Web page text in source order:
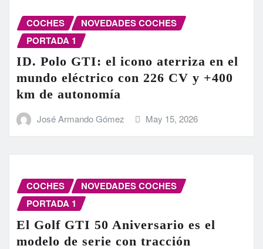
COCHES
NOVEDADES COCHES
PORTADA 1
ID. Polo GTI: el icono aterriza en el
mundo eléctrico con 226 CV y +400
km de autonomía
José Armando Gómez May 15, 2026
COCHES
NOVEDADES COCHES
PORTADA 1
El Golf GTI 50 Aniversario es el
modelo de serie con tracción